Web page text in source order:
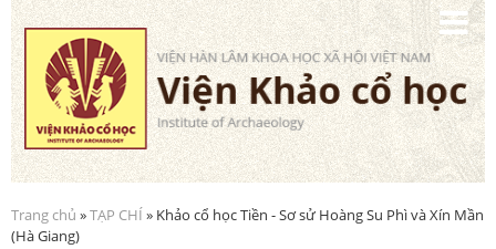
Nhảy
đến
nội
dung
Bạn đang ở đây
Trang chủ »TẠP CHÍ» Khảo cổ học Tiền - Sơ sử Hoàng Su Phì và Xín Mần
(Hà Giang)